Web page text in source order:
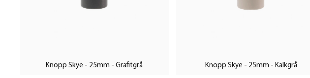
Knopp Skye - 25mm - Grafitgrå Knopp Skye - 25mm - Kalkgrå